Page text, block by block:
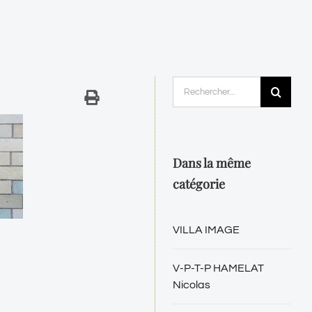
Dans la même
catégorie
VILLA IMAGE
V-P-T-P HAMELAT
Nicolas